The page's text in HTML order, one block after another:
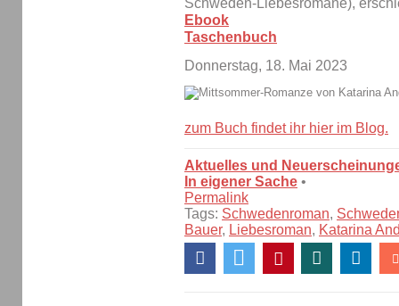
Schweden-Liebesromane),
Ebook
Taschenbuch
Donnerstag, 18. Mai 2023
zum Buch findet ihr hier im Blog.
Aktuelles und
In eigener Sache •
Permalink
Tags: Schwedenroman,
Bauer, Liebesroman, Katarina